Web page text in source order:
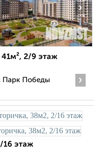
›
2/9 этаж
Парк Победы
›
16 этаж